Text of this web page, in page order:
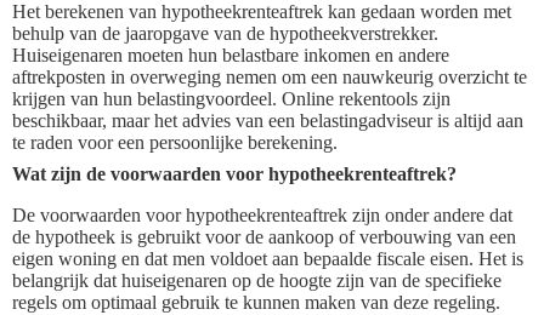
Het berekenen van hypotheekrenteaftrek kan gedaan worden met
behulp van de jaaropgave van de hypotheekverstrekker.
Huiseigenaren moeten hun belastbare inkomen en andere
aftrekposten in overweging nemen om een nauwkeurig overzicht te
krijgen van hun belastingvoordeel. Online rekentools zijn
beschikbaar, maar het advies van een belastingadviseur is altijd aan
te raden voor een persoonlijke berekening.
Wat zijn de voorwaarden voor hypotheekrenteaftrek?
De voorwaarden voor hypotheekrenteaftrek zijn onder andere dat
de hypotheek is gebruikt voor de aankoop of verbouwing van een
eigen woning en dat men voldoet aan bepaalde fiscale eisen. Het is
belangrijk dat huiseigenaren op de hoogte zijn van de specifieke
regels om optimaal gebruik te kunnen maken van deze regeling.